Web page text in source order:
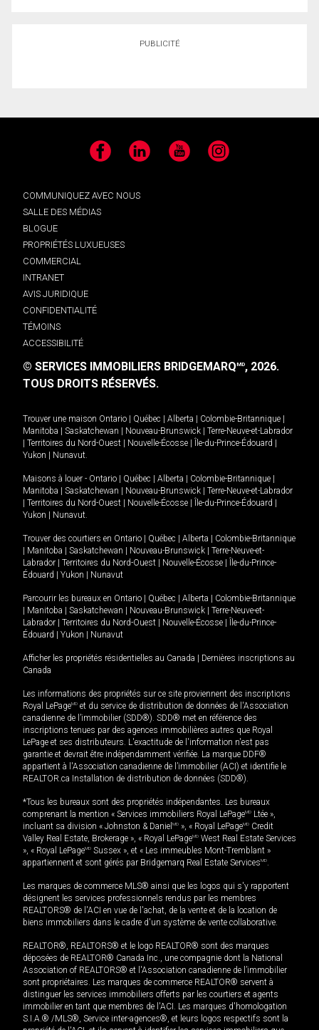
PUBLICITÉ
Facebook LinkedIn YouTube Instagram
COMMUNIQUEZ AVEC NOUS
SALLE DES MÉDIAS
BLOGUE
PROPRIÉTÉS LUXUEUSES
COMMERCIAL
INTRANET
AVIS JURIDIQUE
CONFIDENTIALITÉ
TÉMOINS
ACCESSIBILITÉ
© SERVICES IMMOBILIERS BRIDGEMARQMD, 2026.
TOUS DROITS RÉSERVÉS.
Trouver une maison Ontario Québec Alberta Colombie-Britannique
Manitoba
Saskatchewan Nouveau-Brunswick
Terre-Neuve-et-Labrador
Territoires du Nord-Ouest Nouvelle-Écosse Île-du-Prince-Édouard
Yukon
Nunavut.
Maisons à louer - Ontario Québec Alberta Colombie-Britannique
Manitoba
Saskatchewan Nouveau-Brunswick
Terre-Neuve-et-Labrador
Territoires du Nord-Ouest Nouvelle-Écosse Île-du-Prince-Édouard
Yukon
Nunavut.
Trouver des courtiers en Ontario Québec Alberta
Colombie-Britannique
Manitoba Saskatchewan Nouveau-Brunswick
Terre-Neuve-et-
Labrador
Territoires du Nord-Ouest Nouvelle-Écosse
Île-du-Prince-
Édouard
Yukon Nunavut
Parcourir les bureaux en Ontario Québec Alberta
Colombie-Britannique
Manitoba Saskatchewan Nouveau-Brunswick
Terre-Neuve-et-
Labrador
Territoires du Nord-Ouest Nouvelle-Écosse
Île-du-Prince-
Édouard
Yukon Nunavut
Afficher les propriétés résidentielles au Canada
Dernières inscriptions au
Canada
Les informations des propriétés sur ce site proviennent des inscriptions
Royal LePageMD et du service de distribution de données de l'Association
canadienne de l’immobilier (SDD®). SDD® met en référence des
inscriptions tenues par des agences immobilières autres que Royal
LePage et ses distributeurs. L'exactitude de l'information n'est pas
garantie et devrait être indépendamment vérifiée. La marque DDF®
appartient à l'Association canadienne de l’immobilier (ACI) et identifie le
REALTOR.ca Installation de distribution de données (SDD®).
*Tous les bureaux sont des propriétés indépendantes. Les bureaux
comprenant la mention « Services immobiliers Royal LePageMD Ltée »,
incluant sa division « Johnston & Daniel MD », « Royal LePageMD Credit
Valley Real Estate, Brokerage », « Royal LePageMD West Real Estate Services
», « Royal LePageMD Sussex », et « Les immeubles Mont-Tremblant »
appartiennent et sont gérés par Bridgemarq Real Estate ServicesMD.
Les marques de commerce MLS® ainsi que les logos qui s'y rapportent
désignent les services professionnels rendus par les membres
REALTORS® de l'ACI en vue de l'achat, de la vente et de la location de
biens immobiliers dans le cadre d'un système de vente collaborative.
REALTOR®, REALTORS® et le logo REALTOR® sont des marques
déposées de REALTOR® Canada Inc., une compagnie dont la National
Association of REALTORS® et l'Association canadienne de l’immobilier
sont propriétaires. Les marques de commerce REALTOR® servent à
distinguer les services immobiliers offerts par les courtiers et agents
immobilier en tant que membres de l'ACI. Les marques d'homologation
S.I.A.® /MLS®, Service inter-agences®, et leurs logos respectifs sont la